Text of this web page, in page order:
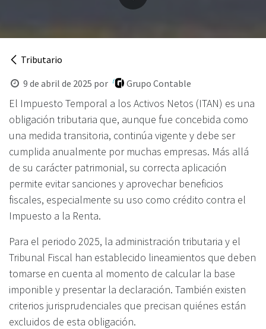
Tributario
9 de abril de 2025 por Grupo Contable
El Impuesto Temporal a los Activos Netos (ITAN) es una
obligación tributaria que, aunque fue concebida como
una medida transitoria, continúa vigente y debe ser
cumplida anualmente por muchas empresas. Más allá
de su carácter patrimonial, su correcta aplicación
permite evitar sanciones y aprovechar beneficios
fiscales, especialmente su uso como crédito contra el
Impuesto a la Renta.
Para el periodo 2025, la administración tributaria y el
Tribunal Fiscal han establecido lineamientos que deben
tomarse en cuenta al momento de calcular la base
imponible y presentar la declaración. También existen
criterios jurisprudenciales que precisan quiénes están
excluidos de esta obligación.